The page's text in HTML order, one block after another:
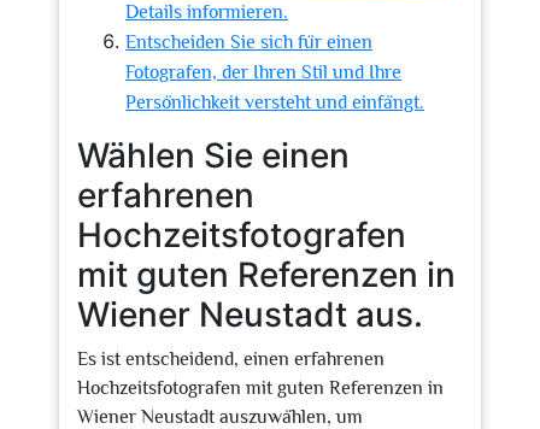
Details informieren.
Entscheiden Sie sich für einen
Fotografen, der Ihren Stil und Ihre
Persönlichkeit versteht und einfängt.
Wählen Sie einen
erfahrenen
Hochzeitsfotografen
mit guten Referenzen in
Wiener Neustadt aus.
Es ist entscheidend, einen erfahrenen
Hochzeitsfotografen mit guten Referenzen in
Wiener Neustadt auszuwählen, um